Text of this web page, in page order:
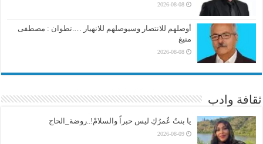
2026-08-08
أوصلهم للانتصار وسيوصلهم للانهيار ….تطوان : مصطفى
منيغ
2026-08-08
ثقافة وادب
يا بنتُ عُمرُكِ ليس حبراً والسلامْ!..روضة_الحاج
2026-08-09